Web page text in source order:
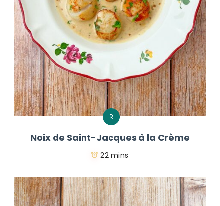
R
Noix de Saint-Jacques à la Crème
22 mins